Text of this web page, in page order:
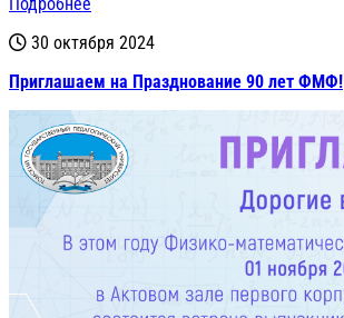
30 октября 2024
Приглашаем на Празднование 90 лет ФМФ!